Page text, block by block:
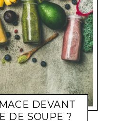
DEVANT
DE SOUPE ?
24 JANVIER 2008